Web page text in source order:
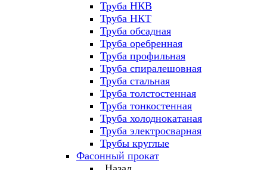
Труба НКВ
Труба НКТ
Труба обсадная
Труба оребренная
Труба профильная
Труба спиралешовная
Труба стальная
Труба толстостенная
Труба тонкостенная
Труба холоднокатаная
Труба электросварная
Трубы круглые
Фасонный прокат